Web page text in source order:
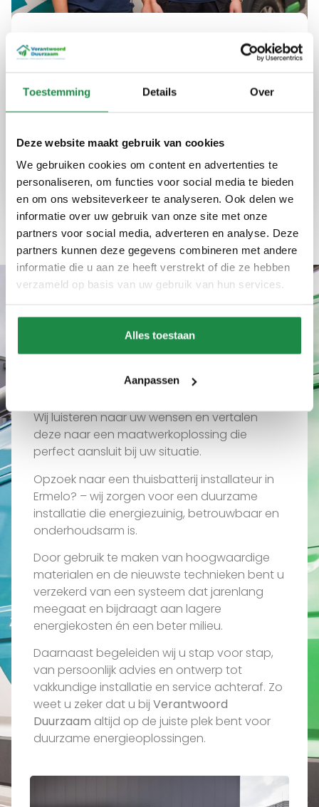
Toestemming Details Over
Deze website maakt gebruik van cookies
We gebruiken cookies om content en advertenties te
personaliseren, om functies voor social media te bieden
en om ons websiteverkeer te analyseren. Ook delen we
informatie over uw gebruik van onze site met onze
partners voor social media, adverteren en analyse. Deze
partners kunnen deze gegevens combineren met andere
informatie die u aan ze heeft verstrekt of die ze hebben
verzameld op basis van uw gebruik van hun services.
Alles toestaan
Aanpassen
Uw partner in duurzame
Bij Verantwoord Duurzaam bieden we advies
en installaties die uw energieverbruik
optimaliseren en kosten verlagen. Onze
diensten zijn betrouwbaar en eerlijk, altijd met
een focus op kwaliteit en efficiëntie.
Expertise Kwaliteit Ervaring
Wat ons uniek maakt
Waarom een thuisbatterij
Wij luisteren naar uw wensen en vertalen
deze naar een maatwerkoplossing die
perfect aansluit bij uw situatie.
Opzoek naar een thuisbatterij installateur in
Ermelo? – wij zorgen voor een duurzame
installatie die energiezuinig, betrouwbaar en
onderhoudsarm is.
Door gebruik te maken van hoogwaardige
materialen en de nieuwste technieken bent u
verzekerd van een systeem dat jarenlang
meegaat en bijdraagt aan lagere
energiekosten én een beter milieu.
Daarnaast begeleiden wij u stap voor stap,
van persoonlijk advies en ontwerp tot
vakkundige installatie en service achteraf. Zo
weet u zeker dat u bij Verantwoord
Duurzaam altijd op de juiste plek bent voor
duurzame energieoplossingen.